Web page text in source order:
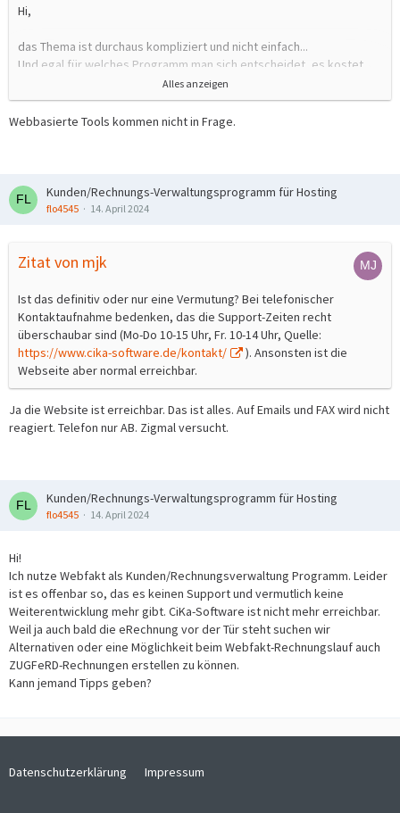
Hi,
das Thema ist durchaus kompliziert und nicht einfach...
Und egal für welches Programm man sich entscheidet, es kostet
viel Zeit und viel Fummelei bis alles passt
Alternativen (Reihenfolge wertungsfrei und was ich im Kopf habe):
upmind.com
blesta
Alles anzeigen
Webbasierte Tools kommen nicht in Frage.
Kunden/Rechnungs-Verwaltungsprogramm für Hosting
flo4545 14. April 2024
Zitat von mjk
Ist das definitiv oder nur eine Vermutung? Bei telefonischer
Kontaktaufnahme bedenken, das die Support-Zeiten recht
überschaubar sind (Mo-Do 10-15 Uhr, Fr. 10-14 Uhr, Quelle:
https://www.cika-software.de/kontakt/
). Ansonsten ist die
Webseite aber normal erreichbar.
Ja die Website ist erreichbar. Das ist alles. Auf Emails und FAX wird nicht
reagiert. Telefon nur AB. Zigmal versucht.
Kunden/Rechnungs-Verwaltungsprogramm für Hosting
flo4545 14. April 2024
Hi!
Ich nutze Webfakt als Kunden/Rechnungsverwaltung Programm. Leider
ist es offenbar so, das es keinen Support und vermutlich keine
Weiterentwicklung mehr gibt. CiKa-Software ist nicht mehr erreichbar.
Weil ja auch bald die eRechnung vor der Tür steht suchen wir
Alternativen oder eine Möglichkeit beim Webfakt-Rechnungslauf auch
ZUGFeRD-Rechnungen erstellen zu können.
Kann jemand Tipps geben?
Datenschutzerklärung Impressum